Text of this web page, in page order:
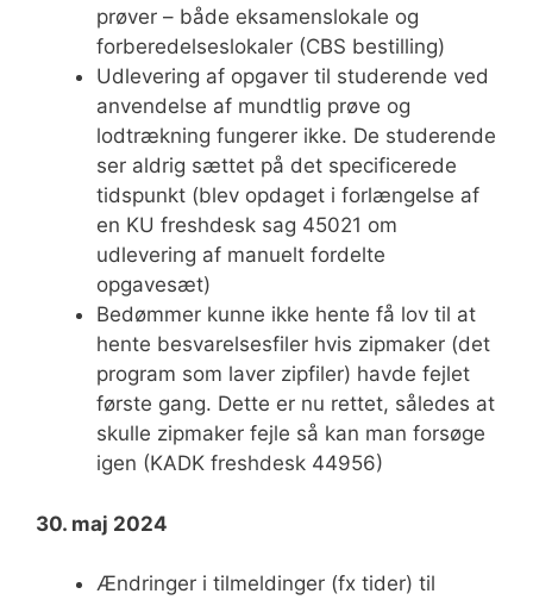
prøver – både eksamenslokale og
forberedelseslokaler (CBS bestilling)
Udlevering af opgaver til studerende ved
anvendelse af mundtlig prøve og
lodtrækning fungerer ikke. De studerende
ser aldrig sættet på det specificerede
tidspunkt (blev opdaget i forlængelse af
en KU freshdesk sag 45021 om
udlevering af manuelt fordelte
opgavesæt)
Bedømmer kunne ikke hente få lov til at
hente besvarelsesfiler hvis zipmaker (det
program som laver zipfiler) havde fejlet
første gang. Dette er nu rettet, således at
skulle zipmaker fejle så kan man forsøge
igen (KADK freshdesk 44956)
30. maj 2024
Ændringer i tilmeldinger (fx tider) til